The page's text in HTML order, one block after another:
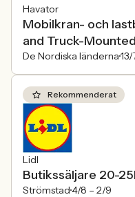
Havator
Mobilkran- och
and Truck-
De Nordiska länderna13/
Rekommenderat
Lidl
Butikssäljare 20-
Strömstad4/8 – 2/9